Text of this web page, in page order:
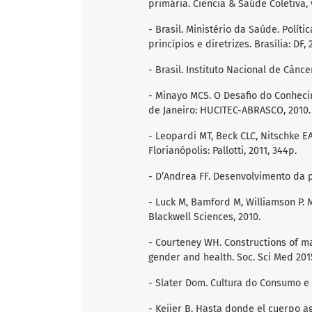
primária. Ciência & Saúde Coletiva,
- Brasil. Ministério da Saúde.
princípios e diretrizes. Brasília: DF,
- Brasil. Instituto Nacional de
- Minayo MCS. O Desafio do
de Janeiro: HUCITEC-ABRASCO, 2010.
- Leopardi MT, Beck CLC, Nitschke
Florianópolis: Pallotti, 2011, 344p.
- D’Andrea FF. Desenvolvimento
- Luck M, Bamford M, Williamson
Blackwell Sciences, 2010.
- Courteney WH. Constructions of
gender and health. Soc. Sci Med
- Slater Dom. Cultura do Consumo
- Keijer B. Hasta donde el cuerpo